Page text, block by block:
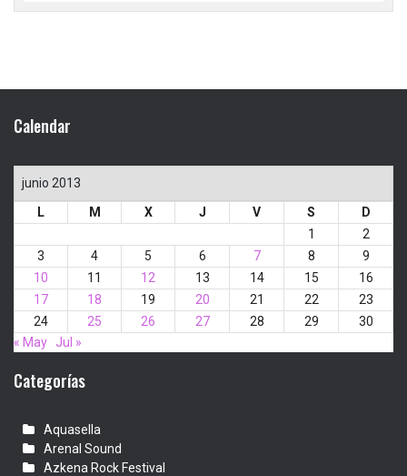
Calendar
junio 2013
L
M X J V S
D
1
2
3
4 5 6 7 8
9
10
11 12 13 14 15
16
17
18 19 20 21 22
23
24
25 26 27 28 29
30
« May Jul »
Categorías
Aquasella
Arenal Sound
Azkena Rock Festival